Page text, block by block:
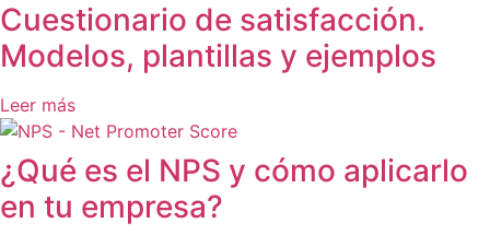
Cuestionario de satisfacción.
Modelos, plantillas y ejemplos
Leer más
¿Qué es el NPS y cómo aplicarlo
en tu empresa?